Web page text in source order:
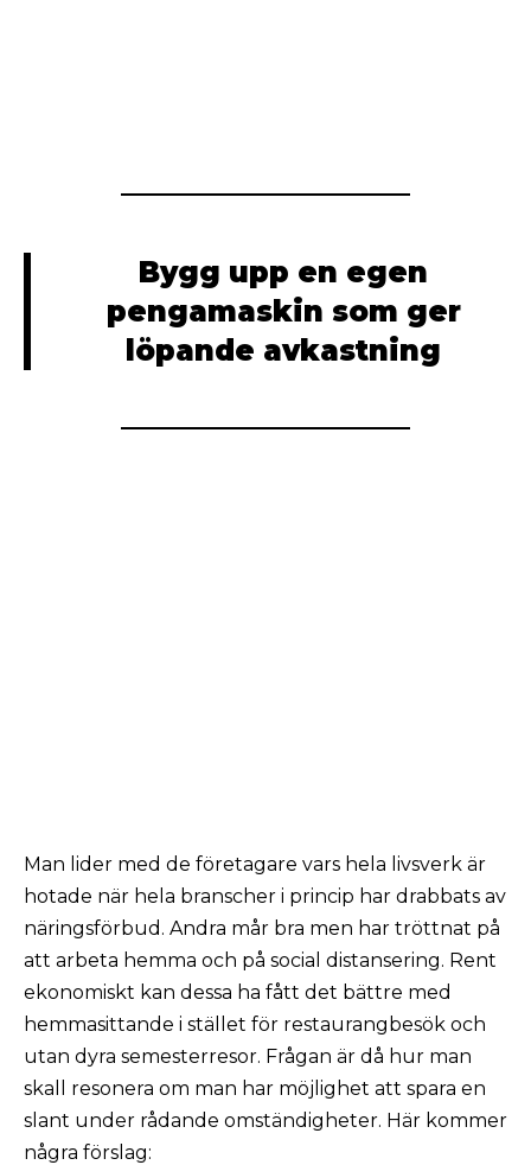
Bygg upp en egen
pengamaskin som ger
löpande avkastning
Man lider med de företagare vars hela livsverk är
hotade när hela branscher i princip har drabbats av
näringsförbud. Andra mår bra men har tröttnat på
att arbeta hemma och på social distansering. Rent
ekonomiskt kan dessa ha fått det bättre med
hemmasittande i stället för restaurangbesök och
utan dyra semesterresor. Frågan är då hur man
skall resonera om man har möjlighet att spara en
slant under rådande omständigheter. Här kommer
några förslag: